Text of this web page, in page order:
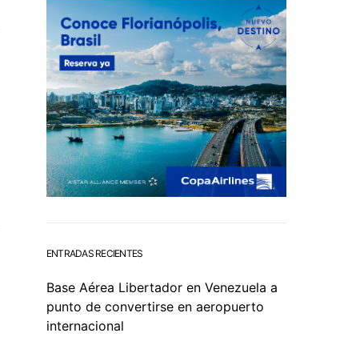
ENTRADAS RECIENTES
Base Aérea Libertador en Venezuela a
punto de convertirse en aeropuerto
internacional